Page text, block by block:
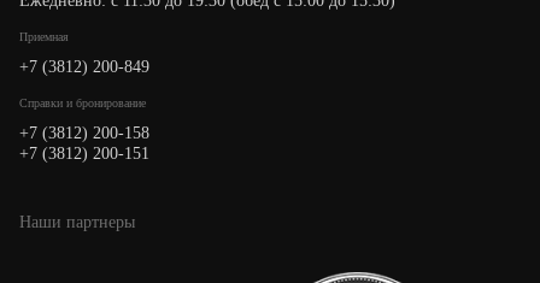
Приемная
+7 (3812) 200-849
Cправки и бронирование
+7 (3812) 200-158
+7 (3812) 200-151
Наши партнеры